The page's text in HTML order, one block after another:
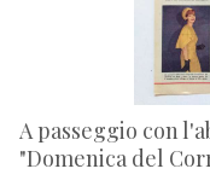
A passeggio con
"Domenica del